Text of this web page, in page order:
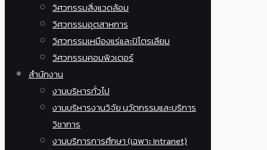
วิศวกรรมสิ่งแวดล้อม
วิศวกรรมอุตสาหการ
วิศวกรรมเหมืองแร่และปิโตรเลียม
วิศวกรรมคอมพิวเตอร์
สำนักงาน
งานบริหารทั่วไป
งานบริหารงานวิจัย นวัตกรรมและบริการ
วิชาการ
งานบริการการศึกษา (เฉพาะ Intranet)